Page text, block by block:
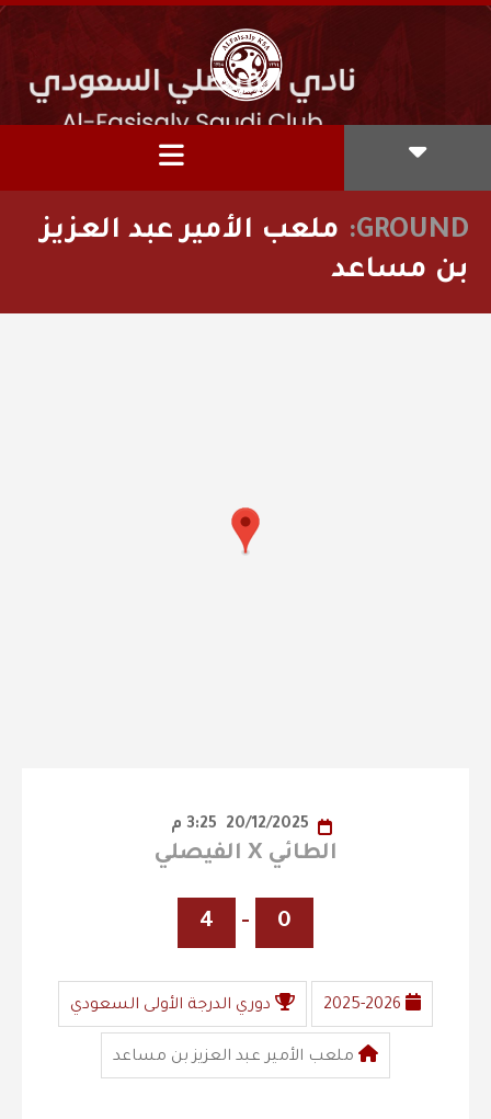
GROUND:
ملعب الأمير عبد العزيز
بن مساعد
الطائي X الفيصلي
0
-
4
2025-2026 دوري الدرجة الأولى السعودي
ملعب الأمير عبد العزيز بن مساعد